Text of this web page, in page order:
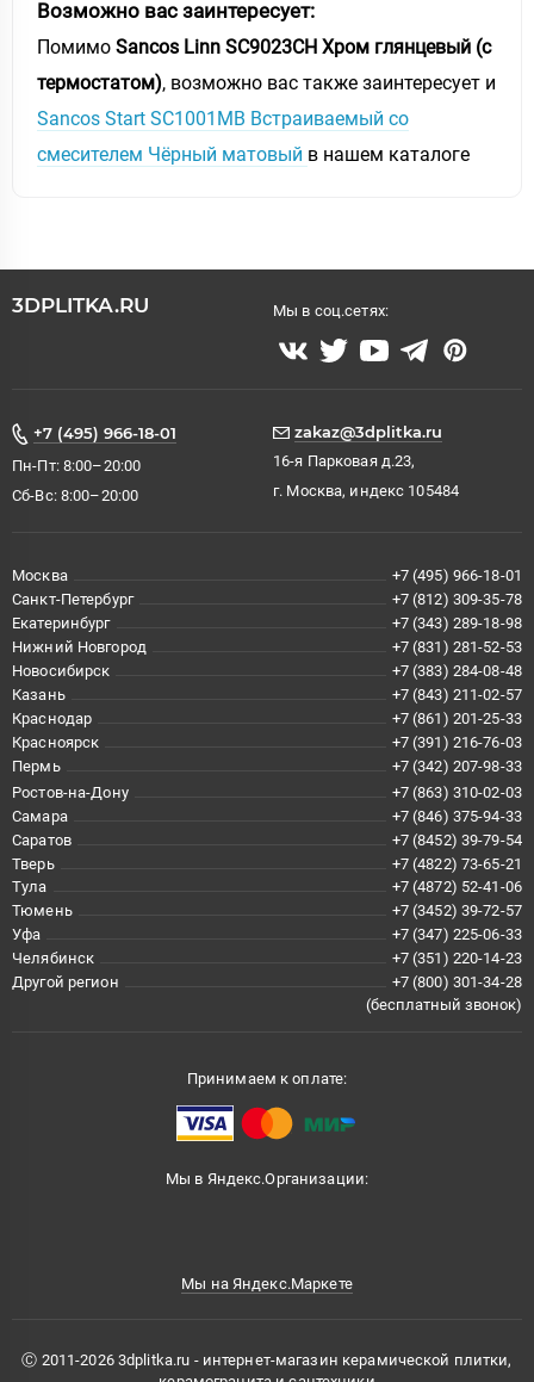
Возможно вас заинтересует:
Помимо Sancos Linn SC9023CH Хром глянцевый (с
термостатом), возможно вас также заинтересует и
Sancos Start SC1001MB Встраиваемый со
смесителем Чёрный матовый в нашем каталоге
3DPLITKA.RU Мы в соц.сетях:
+7 (495) 966-18-01
Пн-Пт: 8:00–20:00
Сб-Вс: 8:00–20:00
zakaz@3dplitka.ru
16-я Парковая д.23,
г. Москва, индекс 105484
Москва
+7 (495) 966-18-01
Санкт-Петербург
+7 (812) 309-35-78
Екатеринбург
+7 (343) 289-18-98
Нижний Новгород
+7 (831) 281-52-53
Новосибирск
+7 (383) 284-08-48
Казань
+7 (843) 211-02-57
Краснодар
+7 (861) 201-25-33
Красноярск
+7 (391) 216-76-03
Пермь
+7 (342) 207-98-33
Ростов-на-Дону
+7 (863) 310-02-03
Самара
+7 (846) 375-94-33
Саратов
+7 (8452) 39-79-54
Тверь
+7 (4822) 73-65-21
Тула
+7 (4872) 52-41-06
Тюмень
+7 (3452) 39-72-57
Уфа
+7 (347) 225-06-33
Челябинск
+7 (351) 220-14-23
Другой регион
+7 (800) 301-34-28
(бесплатный звонок)
Принимаем к оплате:
Мы в Яндекс.Организации:
Мы на Яндекс.Маркете
Ⓒ 2011-2026 3dplitka.ru - интернет-магазин керамической плитки,